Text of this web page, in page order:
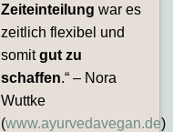
Zeiteinteilung war es
zeitlich flexibel und
somitgut zu
schaffen.“ – Nora
Wuttke
(www.ayurvedavegan.de)